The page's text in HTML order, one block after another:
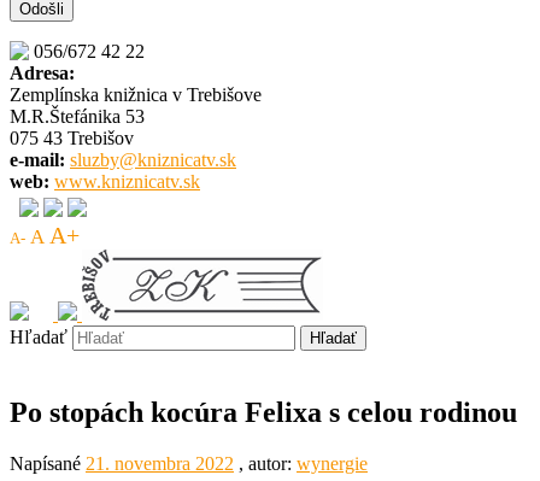
056/672 42 22
Adresa:
Zemplínska knižnica v Trebišove
M.R.Štefánika 53
075 43 Trebišov
e-mail: sluzby@kniznicatv.sk
web: www.kniznicatv.sk
A- A A+
Hľadať
Po stopách kocúra Felixa s celou rodinou
Napísané 21. novembra 2022 , autor: wynergie